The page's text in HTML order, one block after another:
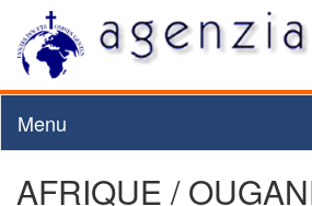
Menu
AFRIQUE /